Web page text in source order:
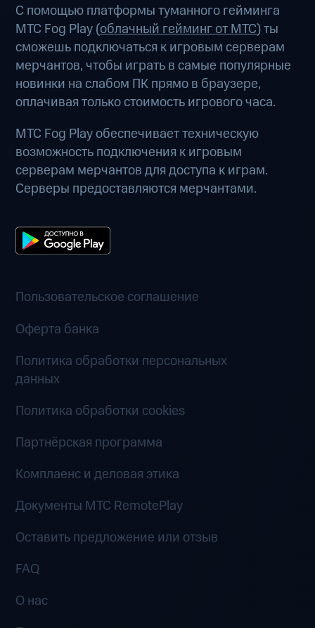
С помощью платформы туманного гейминга
МТС Fog Play (облачный гейминг от МТС) ты
сможешь подключаться к игровым серверам
мерчантов, чтобы играть в самые популярные
новинки на слабом ПК прямо в браузере,
оплачивая только стоимость игрового часа.
МТС Fog Play обеспечивает техническую
возможность подключения к игровым
серверам мерчантов для доступа к играм.
Серверы предоставляются мерчантами.
Пользовательское соглашение
Оферта банка
Политика обработки персональных
данных
Политика обработки cookies
Партнёрская программа
Комплаенс и деловая этика
Документы MTC RemotePlay
Оставить предложение или отзыв
FAQ
О нас